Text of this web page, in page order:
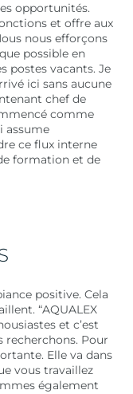
opportunités.
et offre aux
nous efforçons
possible en
postes vacants. Je
ici sans aucune
chef de
comme
assume
ce flux interne
formation et de
positive. Cela
“AQUALEX
et c’est
recherchons. Pour
Elle va dans
vous travaillez
également